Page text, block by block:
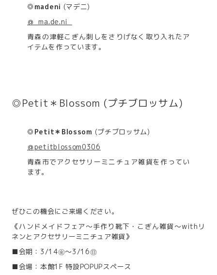
◎madeni (マデニ)
＠_ma.de.ni_
青森の津軽こぎん刺しをさりげなく取り入れたア
イテムを作っています。
◎Petit＊Blossom (プチブロッサム)
◎Petit＊Blossom (プチブロッサム)
＠petitblossom0306
青森市でアクセサリーミニチュア雑貨を作ってい
ます。
ぜひこの機会にご来場ください。
《ハンドメイドフェア～手作り靴下・こぎん雑貨～withリ
ネンとアクセサリーミニチュア雑貨》
■会期：3/14㊎～3/16㊐
■会場：本館1F 特設POPUPスペース